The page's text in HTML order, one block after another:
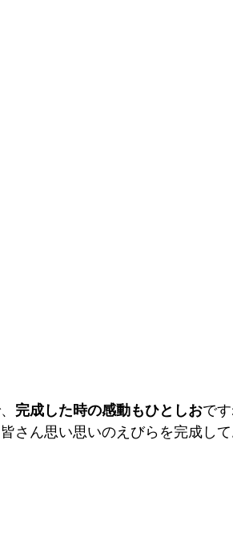
完成した時の感動もひとしおで
さん思い思いのえびらを完成し